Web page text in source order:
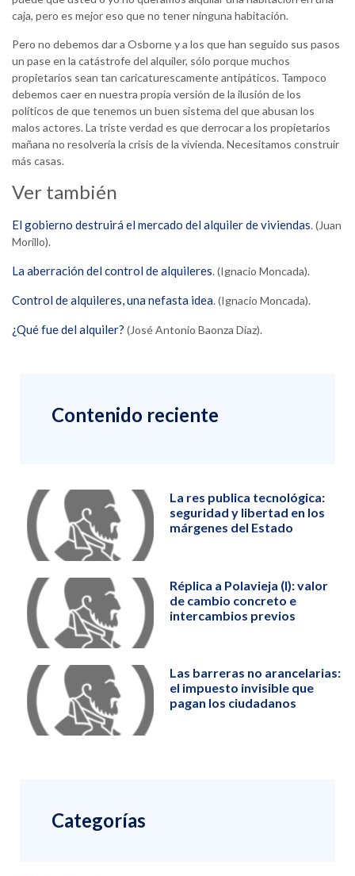
caja, pero es mejor eso que no tener ninguna habitación.
Pero no debemos dar a Osborne y a los que han seguido sus pasos
un pase en la catástrofe del alquiler, sólo porque muchos
propietarios sean tan caricaturescamente antipáticos. Tampoco
debemos caer en nuestra propia versión de la ilusión de los
políticos de que tenemos un buen sistema del que abusan los
malos actores. La triste verdad es que derrocar a los propietarios
mañana no resolvería la crisis de la vivienda. Necesitamos construir
más casas.
Ver también
El gobierno destruirá el mercado del alquiler de viviendas. (Juan
Morillo).
La aberración del control de alquileres. (Ignacio Moncada).
Control de alquileres, una nefasta idea. (Ignacio Moncada).
¿Qué fue del alquiler? (José Antonio Baonza Díaz).
Contenido reciente
La res publica tecnológica:
seguridad y libertad en los
márgenes del Estado
Réplica a Polavieja (I): valor
de cambio concreto e
intercambios previos
Las barreras no arancelarias:
el impuesto invisible que
pagan los ciudadanos
Categorías